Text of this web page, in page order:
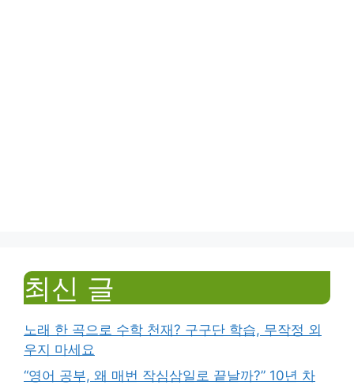
최신 글
노래 한 곡으로 수학 천재? 구구단 학습, 무작정 외
우지 마세요
“영어 공부, 왜 매번 작심삼일로 끝날까?” 10년 차